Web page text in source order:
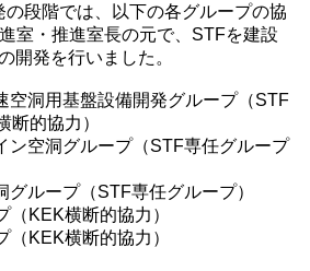
段階では、以下の各グループの協
室・推進室長の元で、STFを建設
開発を行いました。
用基盤設備開発グループ（STF
断的協力）
洞グループ（STF専任グループ
ープ（STF専任グループ）
横断的協力）
横断的協力）